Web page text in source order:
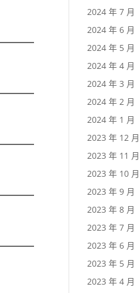
2024 年 7 月
2024 年 6 月
2024 年 5 月
2024 年 4 月
2024 年 3 月
2024 年 2 月
2024 年 1 月
2023 年 12 月
2023 年 11 月
2023 年 10 月
2023 年 9 月
2023 年 8 月
2023 年 7 月
2023 年 6 月
2023 年 5 月
2023 年 4 月